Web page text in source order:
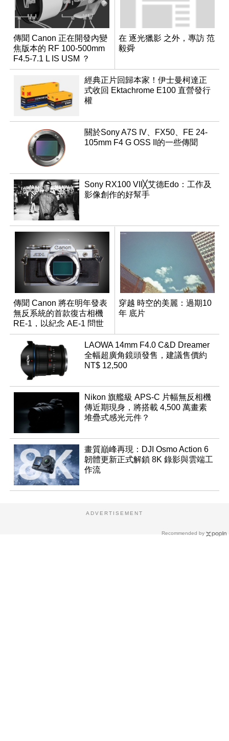
傳聞 Canon 正在開發內變
焦版本的 RF 100-500mm
F4.5-7.1 L IS USM ？
在 逐光獵影 之外，專訪 范
毅舜
經典正片回歸本家！伊士曼柯達正
式收回 Ektachrome E100 直營發行
權
關於Sony A7S IV、FX50、FE 24-
105mm F4 G OSS II的一些傳聞
Sony RX100 VII╳艾德Edo：工作及
影像創作的好幫手
傳聞 Canon 將在明年發表
無反系統的首款復古相機
RE-1，以紀念 AE-1 問世
50 週年
穿越 時空的美麗：過期10
年 底片
LAOWA 14mm F4.0 C&D Dreamer
全幅超廣角鏡頭發售，建議售價約
NT$ 12,500
Nikon 旗艦級 APS-C 片幅無反相機
傳近期現身，將搭載 4,500 萬畫素
堆疊式感光元件？
畫質巔峰再現：DJI Osmo Action 6
韌體更新正式解鎖 8K 錄影與雲端工
作流
Recommended by
ADVERTISEMENT